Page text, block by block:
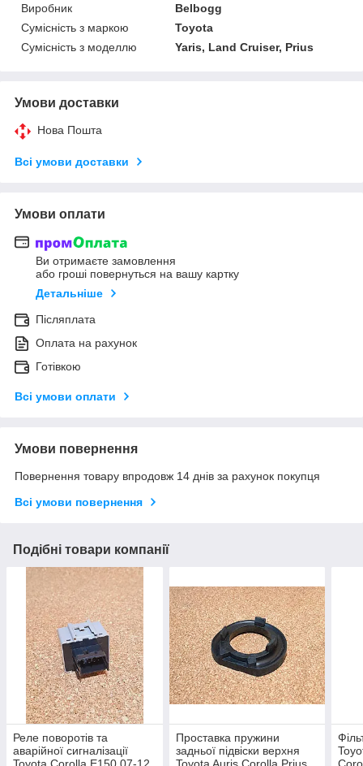
Виробник
Belbogg
Сумісність з маркою
Toyota
Сумісність з моделлю
Yaris, Land Cruiser, Prius
Умови доставки
Нова Пошта
Всі умови доставки
Умови оплати
Ви отримаєте замовлення
або гроші повернуться на вашу картку
Детальніше
Післяплата
Оплата на рахунок
Готівкою
Всі умови оплати
Умови повернення
Повернення товару впродовж 14 днів за рахунок покупця
Всі умови повернення
Подібні товари компанії
Реле поворотів та
аварійної сигналізації
Проставка пружини
задньої підвіски верхня